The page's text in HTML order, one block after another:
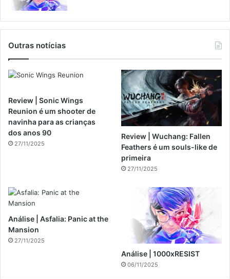
Outras notícias
Review | Sonic Wings
Reunion é um shooter de
navinha para as crianças
dos anos 90
27/11/2025
Review | Wuchang: Fallen
Feathers é um souls-like de
primeira
27/11/2025
Análise | Asfalia: Panic at the
Mansion
27/11/2025
Análise | 1000xRESIST
06/11/2025